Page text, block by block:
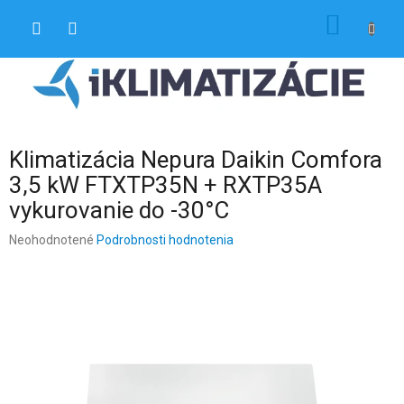
Klimatizácia Nepura Daikin Comfora
3,5 kW FTXTP35N + RXTP35A
vykurovanie do -30°C
Priemerné
Neohodnotené Podrobnosti hodnotenia